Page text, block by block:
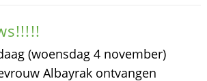
(woensdag 4 november)
Albayrak ontvangen